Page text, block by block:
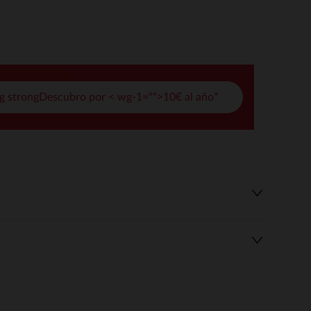
strongDescubro por < wg-1="">10€ al año*